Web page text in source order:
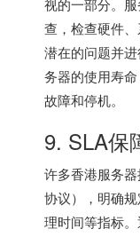
视的一部分。
查，检查硬件
潜在的问题并
务器的使用寿
故障和停机。
9. SLA保
许多香港服务
协议），明确
理时间等指标